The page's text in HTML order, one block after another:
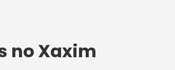
no Xaxim